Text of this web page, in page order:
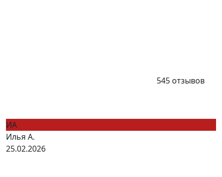
545 отзывов
ИА
Илья А.
25.02.2026